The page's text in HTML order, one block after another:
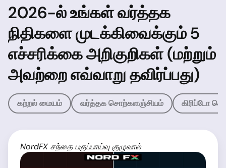
2026-ல் உங்கள் வர்த்தக
நிதிகளை முடக்கிவைக்கும் 5
எச்சரிக்கை அறிகுறிகள் (மற்றும்
அவற்றை எவ்வாறு தவிர்ப்பது)
கற்றல் மையம் வர்த்தக சொற்களஞ்சியம் கிரிப்டோ
NordFX சந்தை பகுப்பாய்வு குழுவால்